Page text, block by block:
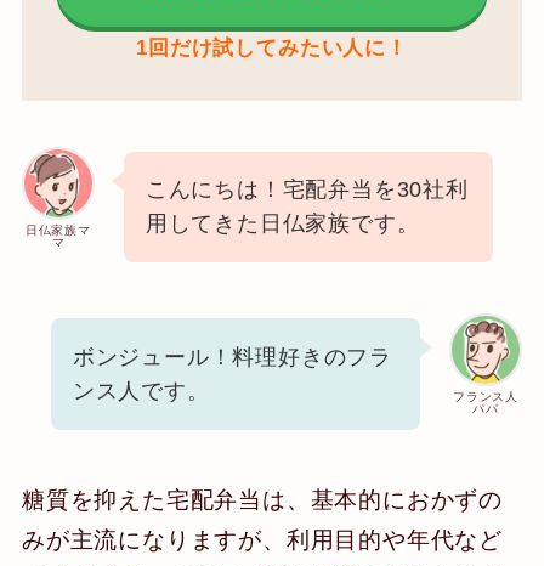
1回だけ試してみたい人に！
日仏家族マ
マ
こんにちは！宅配弁当を30社利
用してきた日仏家族です。
フランス人
パパ
ボンジュール！料理好きのフラ
ンス人です。
糖質を抑えた宅配弁当は、基本的におかずの
みが主流になりますが、利用目的や年代など